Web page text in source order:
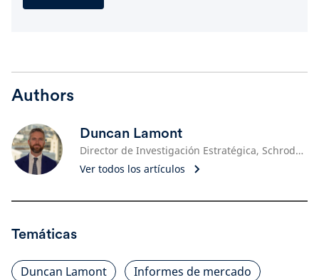
Authors
Duncan Lamont
Director de Investigación Estratégica, Schroders
Ver todos los artículos
Temáticas
Duncan Lamont
Informes de mercado